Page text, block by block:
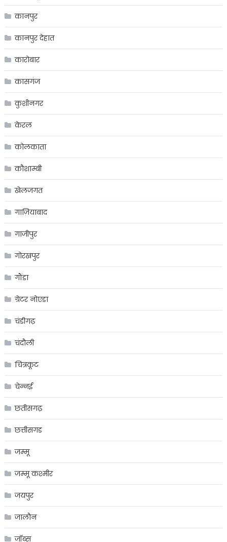
कानपुर
कानपुर देहात
कारोबार
कासगंज
कुशीनगर
केरल
कोलकाता
कौशाम्बी
खेलजगत
गाज़ियाबाद
गाजीपुर
गोरखपुर
गौंडा
ग्रेटर नोएडा
चंडीगढ़
चंदौली
चित्रकूट
चेन्नई
छतीसगढ़
छत्तीसगड
जम्मू
जम्मू कश्मीर
जयपुर
जालौन
जॉब्स